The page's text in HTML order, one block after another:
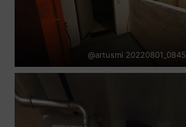
@artusmi 20220801_0845